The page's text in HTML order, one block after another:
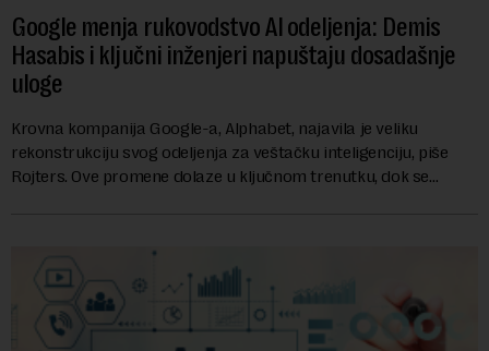
Google menja rukovodstvo AI odeljenja: Demis
Hasabis i ključni inženjeri napuštaju dosadašnje
uloge
Krovna kompanija Google-a, Alphabet, najavila je veliku
rekonstrukciju svog odeljenja za veštačku inteligenciju, piše
Rojters. Ove promene dolaze u ključnom trenutku, dok se